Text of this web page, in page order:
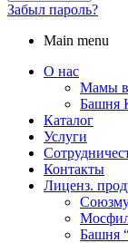
Забыл пароль?
Main menu
О нас
Мамы в
Башня
Каталог
Услуги
Контакты
Лиценз.
Башня